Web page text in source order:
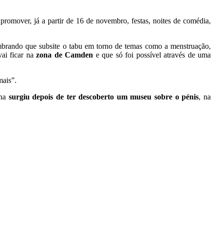
já a partir de 16 de novembro, festas, noites de comédia,
que subsite o tabu em torno de temas como a menstruação,
ficar nazona de Camden e que só foi possível através de uma
surgiu depois de ter descoberto um museu sobre o pénis, na